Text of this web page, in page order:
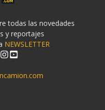
todas las novedades
y reportajes
NEWSLETTER